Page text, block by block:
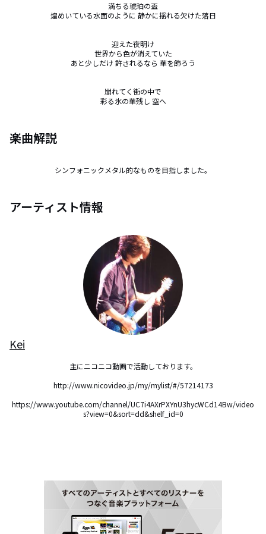
満ちる琥珀の盃
煌めいている水面のように 静かに揺れる欠けた落日
迎えた夜明け
世界から色が消えていた
あと少しだけ 許されるなら 華を飾ろう
崩れてく街の中で
彩る氷の華残し 空へ
楽曲解説
シンフォニックメタル的なものを目指しました。
アーティスト情報
Kei
主にニコニコ動画で活動しております。
http://www.nicovideo.jp/my/mylist/#/57214173
https://www.youtube.com/channel/UC7i4AXrPXYnU3hycWCd14Bw/video
s?view=0&sort=dd&shelf_id=0